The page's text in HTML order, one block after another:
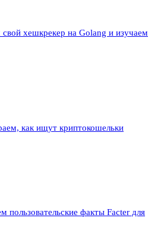
хешкрекер на Golang и изучаем
как ищут криптокошельки
пользовательские факты Facter для